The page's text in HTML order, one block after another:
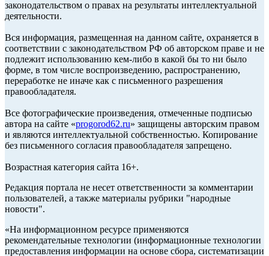
законодательством о правах на результаты интеллектуальной
деятельности.
Вся информация, размещенная на данном сайте, охраняется в
соответствии с законодательством РФ об авторском праве и не
подлежит использованию кем-либо в какой бы то ни было
форме, в том числе воспроизведению, распространению,
переработке не иначе как с письменного разрешения
правообладателя.
Все фотографические произведения, отмеченные подписью
автора на сайте «progorod62.ru» защищены авторским правом
и являются интеллектуальной собственностью. Копирование
без письменного согласия правообладателя запрещено.
Возрастная категория сайта 16+.
Редакция портала не несет ответственности за комментарии
пользователей, а также материалы рубрики "народные
новости".
«На информационном ресурсе применяются
рекомендательные технологии (информационные технологии
предоставления информации на основе сбора, систематизации